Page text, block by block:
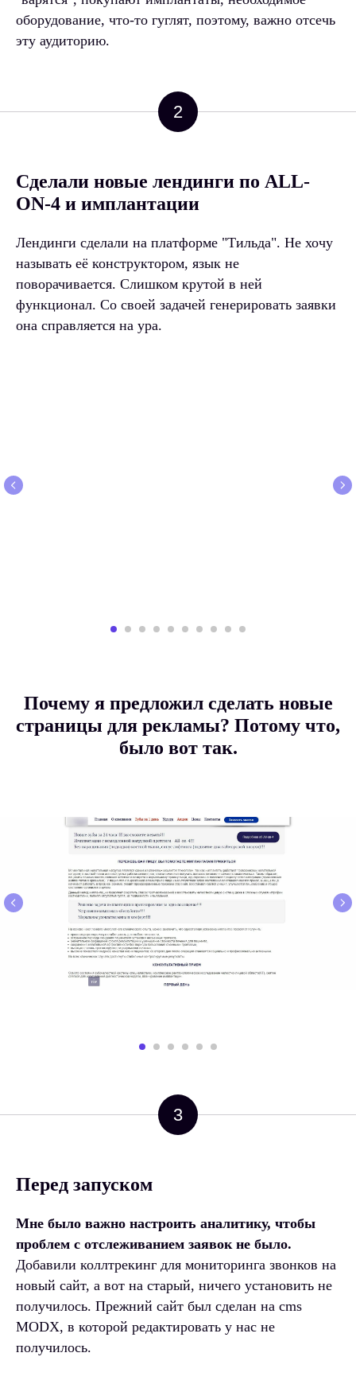
оборудование, что-то гуглят, поэтому, важно отсечь
эту аудиторию.
2
Сделали новые лендинги по ALL-
ON-4 и имплантации
Лендинги сделали на платформе "Тильда". Не хочу
называть её конструктором, язык не
поворачивается. Слишком крутой в ней
функционал. Со своей задачей генерировать заявки
она справляется на ура.
Почему я предложил сделать новые
страницы для рекламы? Потому что,
было вот так.
3
Перед запуском
Мне было важно настроить аналитику, чтобы
проблем с отслеживанием заявок не было.
Добавили коллтрекинг для мониторинга звонков на
новый сайт, а вот на старый, ничего установить не
получилось. Прежний сайт был сделан на cms
MODX, в которой редактировать у нас не
получилось.